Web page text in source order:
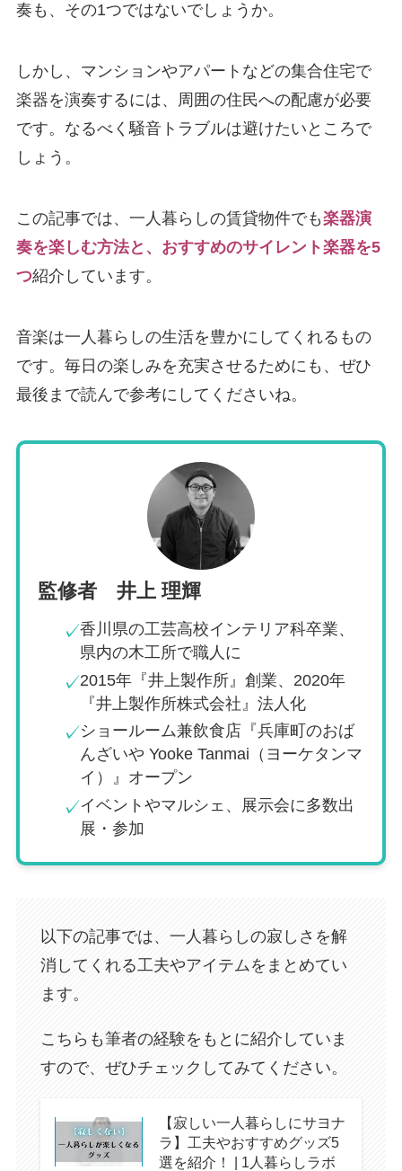
奏も、その1つではないでしょうか。
しかし、マンションやアパートなどの集合住宅で
楽器を演奏するには、周囲の住民への配慮が必要
です。なるべく騒音トラブルは避けたいところで
しょう。
この記事では、一人暮らしの賃貸物件でも楽器演
奏を楽しむ方法と、おすすめのサイレント楽器を5
つ紹介しています。
音楽は一人暮らしの生活を豊かにしてくれるもの
です。毎日の楽しみを充実させるためにも、ぜひ
最後まで読んで参考にしてくださいね。
監修者 井上 理輝
✓香川県の工芸高校インテリア科卒業、
県内の木工所で職人に
✓2015年『井上製作所』創業、2020年
『井上製作所株式会社』法人化
✓ショールーム兼飲食店『兵庫町のおば
んざいや Yooke Tanmai（ヨーケタンマ
イ）』オープン
✓イベントやマルシェ、展示会に多数出
展・参加
以下の記事では、一人暮らしの寂しさを解
消してくれる工夫やアイテムをまとめてい
ます。
こちらも筆者の経験をもとに紹介していま
すので、ぜひチェックしてみてください。
【寂しい一人暮らしにサヨナ
ラ】工夫やおすすめグッズ5
選を紹介！ | 1人暮らしラボ